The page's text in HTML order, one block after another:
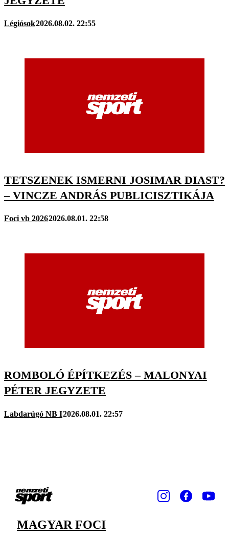
Légiósok2026.08.02. 22:55
TETSZENEK ISMERNI JOSIMAR DIAST?
– VINCZE ANDRÁS PUBLICISZTIKÁJA
Foci vb 20262026.08.01. 22:58
ROMBOLÓ ÉPÍTKEZÉS – MALONYAI
PÉTER JEGYZETE
Labdarúgó NB I2026.08.01. 22:57
MAGYAR FOCI